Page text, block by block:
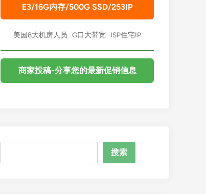
E3/16G内存/500G SSD/253IP
美国8大机房人员 · G口大带宽 · ISP住宅IP
商家投稿-分享您的最新促销信息
搜索